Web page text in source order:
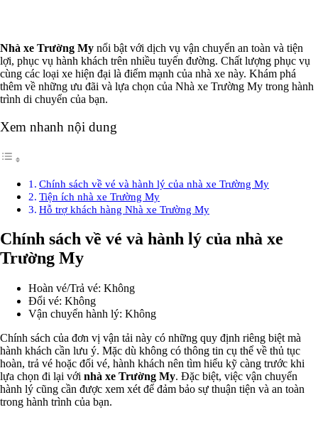
Nhà xe Trường My nổi bật với dịch vụ vận chuyển an toàn và tiện
lợi, phục vụ hành khách trên nhiều tuyến đường. Chất lượng phục vụ
cùng các loại xe hiện đại là điểm mạnh của nhà xe này. Khám phá
thêm về những ưu đãi và lựa chọn của Nhà xe Trường My trong hành
trình di chuyển của bạn.
Xem nhanh nội dung
Chính sách về vé và hành lý của nhà xe Trường My
Tiện ích nhà xe Trường My
Hỗ trợ khách hàng Nhà xe Trường My
Chính sách về vé và hành lý của nhà xe
Trường My
Hoàn vé/Trả vé: Không
Đổi vé: Không
Vận chuyển hành lý: Không
Chính sách của đơn vị vận tải này có những quy định riêng biệt mà
hành khách cần lưu ý. Mặc dù không có thông tin cụ thể về thủ tục
hoàn, trả vé hoặc đổi vé, hành khách nên tìm hiểu kỹ càng trước khi
lựa chọn đi lại với nhà xe Trường My. Đặc biệt, việc vận chuyển
hành lý cũng cần được xem xét để đảm bảo sự thuận tiện và an toàn
trong hành trình của bạn.